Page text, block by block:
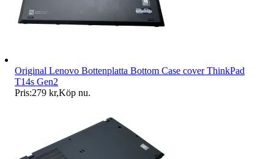
Original Lenovo Bottenplatta Bottom Case cover ThinkPad
T14s Gen2
Pris:279 kr,Köp nu.